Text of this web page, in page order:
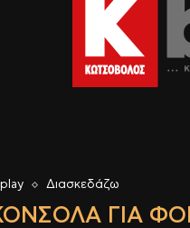
Διασκεδάζω
ΓΙΑ